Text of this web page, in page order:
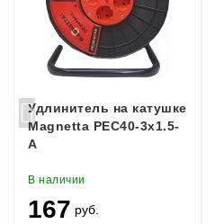
Удлинитель на катушке
Magnetta PEC40-3x1.5-
A
В наличии
167 руб.